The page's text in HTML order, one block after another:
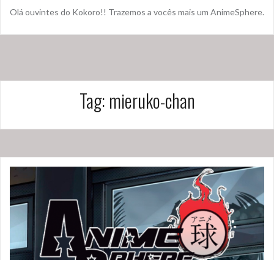
Olá ouvintes do Kokoro!! Trazemos a vocês mais um AnimeSphere.
Tag: mieruko-chan